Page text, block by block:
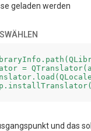
geladen werden
=
und das